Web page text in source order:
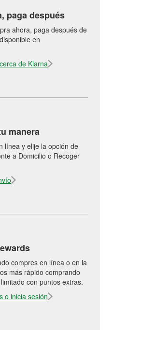
paga después
ahora, paga después de
en
de Klarna
manera
línea y elije la opción de
a Domicilio o Recoger
compres en línea o en la
más rápido comprando
con puntos extras.
o inicia sesión